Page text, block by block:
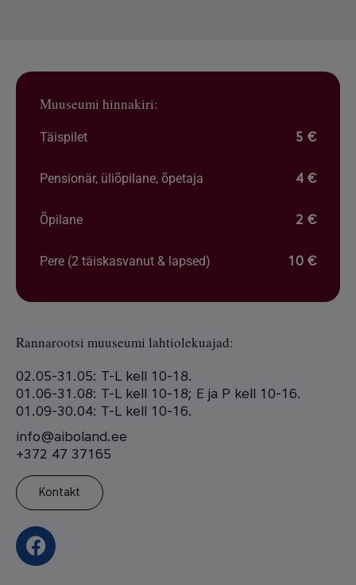
Muuseumi hinnakiri:
Täispilet 5 €
Pensionär, üliõpilane, õpetaja 4 €
Õpilane 2 €
Pere (2 täiskasvanut & lapsed) 10 €
Rannarootsi muuseumi lahtiolekuajad:
02.05-31.05: T-L kell 10-18.
01.06-31.08: T-L kell 10-18; E ja P kell 10-16.
01.09-30.04: T-L kell 10-16.
info@aiboland.ee
+372 47 37165
Kontakt